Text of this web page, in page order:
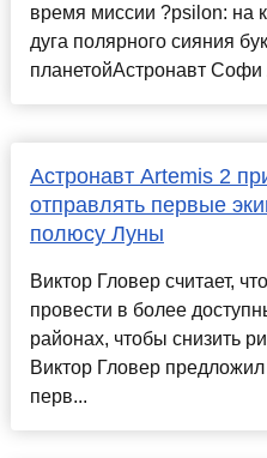
время миссии ?psilon: на
дуга полярного сияния
планетойАстронавт
Астронавт Artemis 2
отправлять первые
полюсу Луны
Виктор Гловер считает,
провести в более
районах, чтобы снизить
Виктор Гловер
перв...